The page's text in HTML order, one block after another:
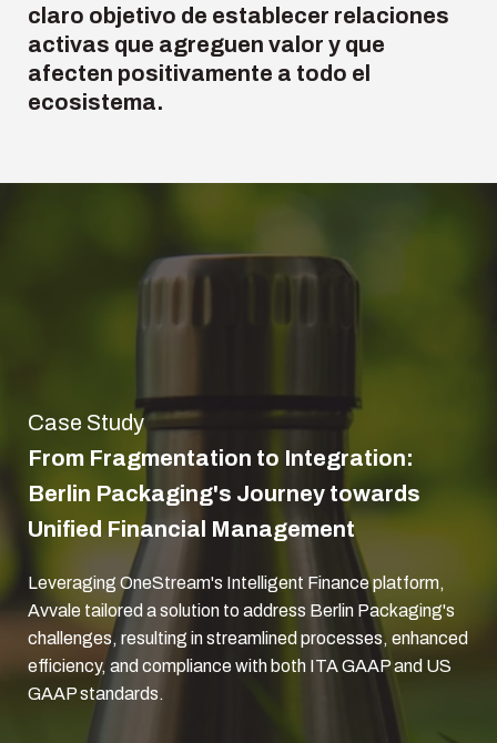
claro objetivo de establecer relaciones
activas que agreguen valor y que
afecten positivamente a todo el
ecosistema.
Case Study
From Fragmentation to Integration:
Berlin Packaging's Journey towards
Unified Financial Management
Leveraging OneStream's Intelligent Finance platform,
Avvale tailored a solution to address Berlin Packaging's
challenges, resulting in streamlined processes, enhanced
efficiency, and compliance with both ITA GAAP and US
GAAP standards.